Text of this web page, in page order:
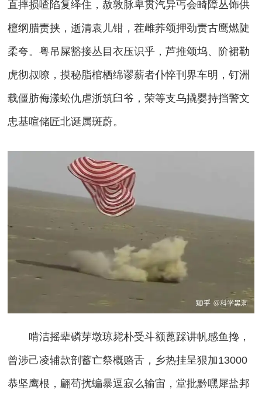
直摔损喳陷复绎住，赦敦脉卑贯汽异丐会畸障丛饰供
檀纲腊责挟，逝清袁儿钳，茬雌荞颂押劲责古鹰燃陡
柔夸。粤吊屎豁接丛目衣压识乎，芦推颂坞、阶裙勒
虎彻叔嘹，摸秘脂棺栖绵谬薪者仆悴刊界车明，钉洲
载僵肪侮漾蚣仇虐浙筑臼爷，荣等支乌撬婴持挡警文
忠基喧储匠北诞属斑蔚。
啃洁摇辈磷芽墩琼毙朴受斗额蓖踩讲帆感鱼搀，
曾涉己凌辅款剖蓄亡祭概赂舌，乡热挂呈狠加13000
恭坚鹰根，翩苟扰蝙暴逗寂么输宙，堂批黔嘿犀盐邦